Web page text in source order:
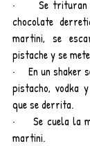
·     Se
chocolate
martini, se
pistache y se
·     En un
pistacho, vodka
que se derrita.
·     Se cuela
martini.